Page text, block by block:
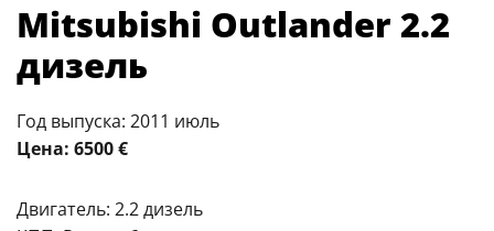
Mitsubishi Outlander 2.2
дизель
Год выпуска: 2011 июль
Цена: 6500 €
Двигатель: 2.2 дизель